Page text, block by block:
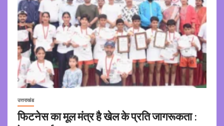
उत्तराखंड
फिटनेस का मूल मंत्र है खेल के प्रति जागरूकता :